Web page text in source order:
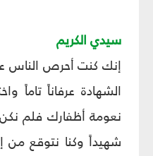
سيدي الكريم‏
إنك كنت أحرص الناس
الشهادة عرفاناً تاماً
نعومة أظفارك فلم
شهيداً وكنا نتوقع من